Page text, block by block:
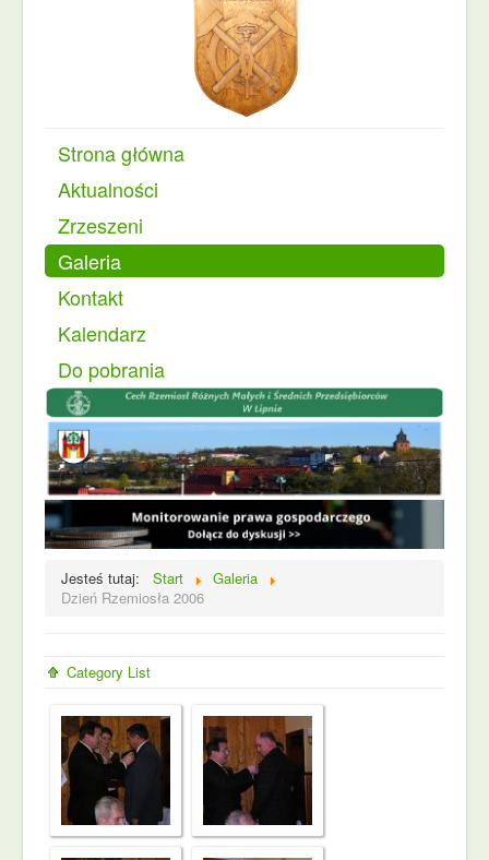
Strona główna
Aktualności
Zrzeszeni
Galeria
Kontakt
Kalendarz
Do pobrania
Jesteś tutaj: Start
Galeria
Dzień Rzemiosła 2006
Category List